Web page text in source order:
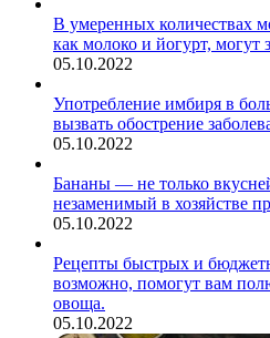
В умеренных количествах
как молоко и йогурт, могут
05.10.2022
Употребление имбиря в
вызвать обострение
05.10.2022
Бананы — не только
незаменимый в хозяйстве
05.10.2022
Рецепты быстрых и
возможно, помогут вам
овоща.
05.10.2022